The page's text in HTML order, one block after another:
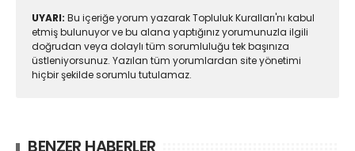
UYARI: Bu içeriğe yorum yazarak Topluluk Kuralları'nı kabul
etmiş bulunuyor ve bu alana yaptığınız yorumunuzla ilgili
doğrudan veya dolaylı tüm sorumluluğu tek başınıza
üstleniyorsunuz. Yazılan tüm yorumlardan site yönetimi
hiçbir şekilde sorumlu tutulamaz.
BENZER HABERLER